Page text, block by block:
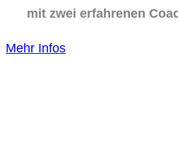
mit zwei erfahrenen
Mehr Infos